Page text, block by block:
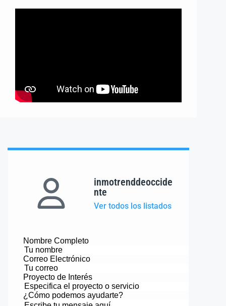
inmotrenddeoccide
nte
Ver todos los listados
Nombre Completo
Correo Electrónico
Proyecto de Interés
¿Cómo podemos ayudarte?